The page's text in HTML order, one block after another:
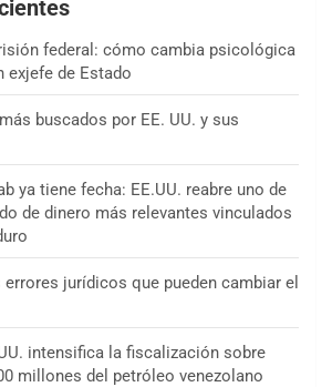
federal: cómo cambia psicológica
exjefe de Estado
buscados por EE. UU. y sus
ya tiene fecha: EE.UU. reabre uno de
de dinero más relevantes vinculados
jurídicos que pueden cambiar el
intensifica la fiscalización sobre
millones del petróleo venezolano